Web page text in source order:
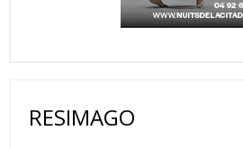
RESIMAGO